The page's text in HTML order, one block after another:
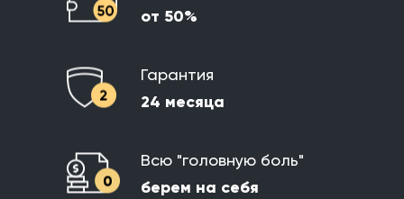
от 50%
Гарантия
24 месяца
Всю "головную боль"
берем на себя